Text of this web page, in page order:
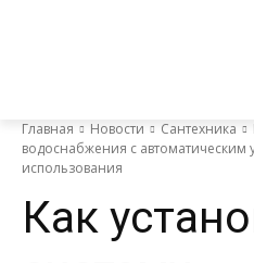
Главная Новости Сантехника
водоснабжения с автоматическим
использования
Как